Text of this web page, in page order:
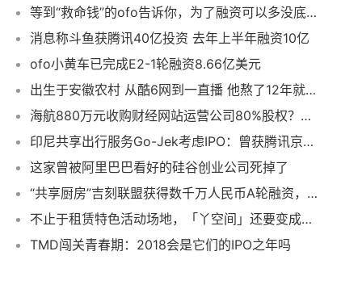
等到“救命钱”的ofo告诉你，为了融资可以多没底线
消息称斗鱼获腾讯40亿投资 去年上半年融资10亿
ofo小黄车已完成E2-1轮融资8.66亿美元
出生于安徽农村 从酷6网到一直播 他熬了12年就是要做成“中国YouTube”
海航880万元收购财经网站运营公司80%股权？不太靠谱
印尼共享出行服务Go-Jek考虑IPO：曾获腾讯京东投资
这家曾被阿里巴巴看好的硅谷创业公司死掉了
“共享厨房”吉刻联盟获得数千万人民币A轮融资，星河互联领投
不止于租赁特色活动场地，「丫空间」还要变成活动版知乎？
TMD闯关青春期：2018会是它们的IPO之年吗